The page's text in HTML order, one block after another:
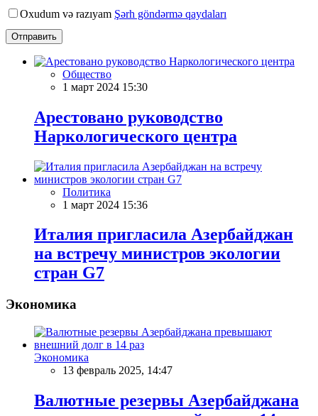
Oxudum və razıyam Şərh göndərmə qaydaları
Отправить
Общество
1 март 2024 15:30
Арестовано руководство
Наркологического центра
Политика
1 март 2024 15:36
Италия пригласила Азербайджан
на встречу министров экологии
стран G7
Экономика
Экономика
13 февраль 2025, 14:47
Валютные резервы Азербайджана